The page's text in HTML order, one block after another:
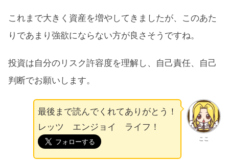
これまで大きく資産を増やしてきましたが、このあた
りであまり強欲にならない方が良さそうですね。
投資は自分のリスク許容度を理解し、自己責任、自己
判断でお願いします。
ここ
最後まで読んでくれてありがとう！
レッツ エンジョイ ライフ！